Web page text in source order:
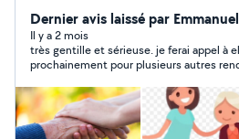
garde d'enfants pour les plus
et j'ai le permis de conduire donc
contacter pour toute demande
Dernier avis laissé par
Il y a 2 mois
très gentille et sérieuse. je ferai appel à
prochainement pour plusieurs autres